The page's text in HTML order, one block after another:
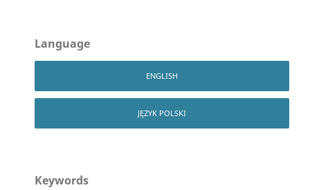
Language
ENGLISH
JĘZYK POLSKI
Keywords